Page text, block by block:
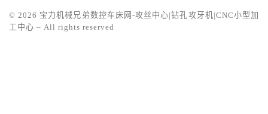
© 2026 宝力机械兄弟数控车床网-攻丝中心|钻孔攻牙机|CNC小型加
工中心 – All rights reserved